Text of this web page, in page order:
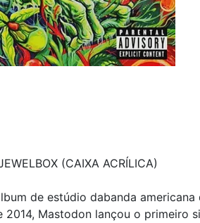
(CAIXA ACRÍLICA)
de estúdio dabanda
2014, Mastodon lançou o